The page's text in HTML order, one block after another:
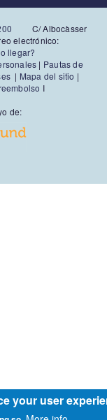
C/ Albocàsser
electrónico:
llegar?
| Pautas de
| Mapa del sitio |
I
de:
your user